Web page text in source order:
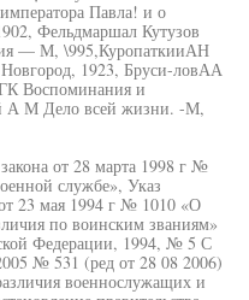
Павла! и о
Фельдмаршал Кутузов
— М, \995,КуропаткииАН
1923, Бруси-ловАА
Воспоминания и
А М Дело всей жизни. -М,
от 28 марта 1998 г №
службе», Указ
23 мая 1994 г № 1010 «О
по воинским званиям»
Федерации, 1994, № 5 С
№ 531 (ред от 28 08 2006)
военнослужащих и